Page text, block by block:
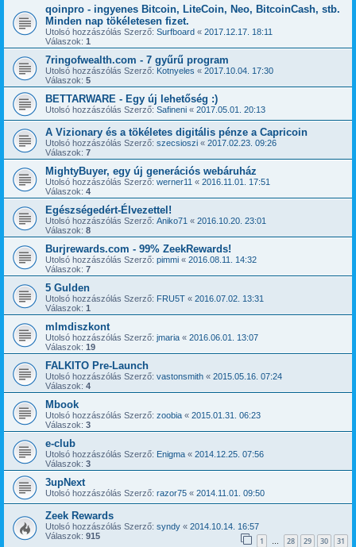
qoinpro - ingyenes Bitcoin, LiteCoin, Neo, BitcoinCash, stb.
Minden nap tökéletesen fizet.
Utolsó hozzászólás Szerző: Surfboard « 2017.12.17. 18:11
Válaszok: 1
7ringofwealth.com - 7 gyűrű program
Utolsó hozzászólás Szerző: Kotnyeles « 2017.10.04. 17:30
Válaszok: 5
BETTARWARE - Egy új lehetőség :)
Utolsó hozzászólás Szerző: Safineni « 2017.05.01. 20:13
A Vizionary és a tökéletes digitális pénze a Capricoin
Utolsó hozzászólás Szerző: szecsioszi « 2017.02.23. 09:26
Válaszok: 7
MightyBuyer, egy új generációs webáruház
Utolsó hozzászólás Szerző: werner11 « 2016.11.01. 17:51
Válaszok: 4
Egészségedért-Élvezettel!
Utolsó hozzászólás Szerző: Aniko71 « 2016.10.20. 23:01
Válaszok: 8
Burjrewards.com - 99% ZeekRewards!
Utolsó hozzászólás Szerző: pimmi « 2016.08.11. 14:32
Válaszok: 7
5 Gulden
Utolsó hozzászólás Szerző: FRU5T « 2016.07.02. 13:31
Válaszok: 1
mlmdiszkont
Utolsó hozzászólás Szerző: jmaria « 2016.06.01. 13:07
Válaszok: 19
FALKITO Pre-Launch
Utolsó hozzászólás Szerző: vastonsmith « 2015.05.16. 07:24
Válaszok: 4
Mbook
Utolsó hozzászólás Szerző: zoobia « 2015.01.31. 06:23
Válaszok: 3
e-club
Utolsó hozzászólás Szerző: Enigma « 2014.12.25. 07:56
Válaszok: 3
3upNext
Utolsó hozzászólás Szerző: razor75 « 2014.11.01. 09:50
Zeek Rewards
Utolsó hozzászólás Szerző: syndy « 2014.10.14. 16:57
Válaszok: 915 1 … 28 29 30 31